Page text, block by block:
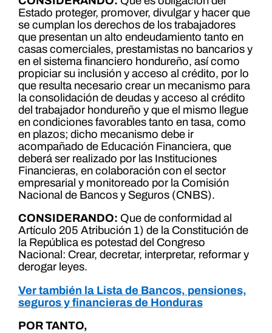
Estado proteger, promover, divulgar y hacer que
se cumplan los derechos de los trabajadores
que presentan un alto endeudamiento tanto en
casas comerciales, prestamistas no bancarios y
en el sistema financiero hondureño, así como
propiciar su inclusión y acceso al crédito, por lo
que resulta necesario crear un mecanismo para
la consolidación de deudas y acceso al crédito
del trabajador hondureño y que el mismo llegue
en condiciones favorables tanto en tasa, como
en plazos; dicho mecanismo debe ir
acompañado de Educación Financiera, que
deberá ser realizado por las Instituciones
Financieras, en colaboración con el sector
empresarial y monitoreado por la Comisión
Nacional de Bancos y Seguros (CNBS).
CONSIDERANDO: Que de conformidad al
Artículo 205 Atribución 1) de la Constitución de
la República es potestad del Congreso
Nacional: Crear, decretar, interpretar, reformar y
derogar leyes.
Ver también la Lista de Bancos, pensiones,
seguros y financieras de Honduras
POR TANTO,